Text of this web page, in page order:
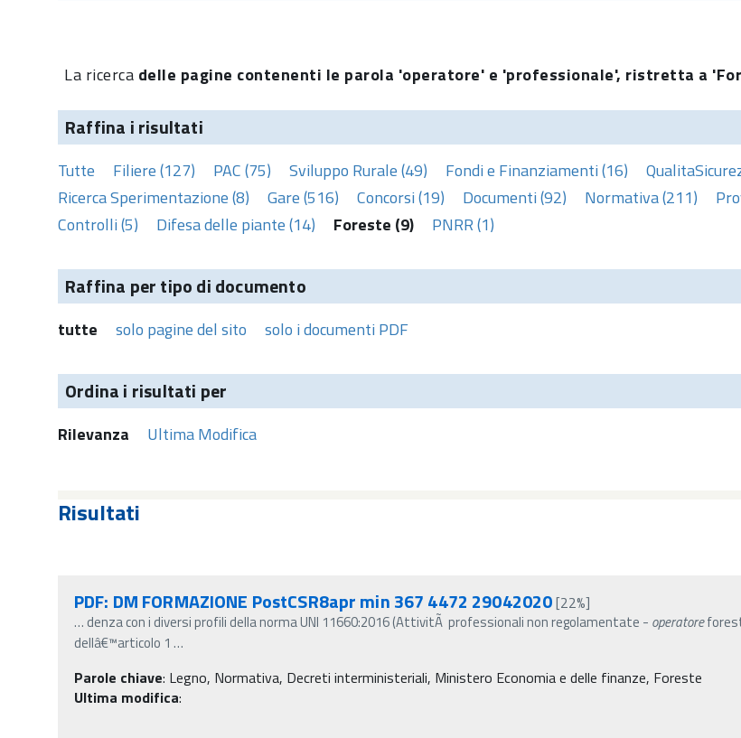
La ricerca delle pagine contenenti le parola 'operatore' e 'professionale', ristretta a
Raffina i risultati
Tutte Filiere (127) PAC (75) Sviluppo Rurale (49) Fondi e Finanziamenti (16)
Ricerca Sperimentazione (8)
Gare (516) Concorsi (19) Documenti (92) Normativa (211)
Controlli (5)
Difesa delle piante (14) Foreste (9) PNRR (1)
Raffina per tipo di documento
tutte solo pagine del sito solo i documenti PDF
Ordina i risultati per
Rilevanza Ultima Modifica
Risultati
PDF: DM FORMAZIONE PostCSR8apr min 367 4472 29042020[22%]
…denza con i diversi profili della norma UNI 11660:2016 (AttivitÃ professionali non regolamentate - operatore
dellâ€™articolo 1 …
Parole chiave: Legno, Normativa, Decreti interministeriali, Ministero Economia e delle finanze, Foreste
Ultima modifica: